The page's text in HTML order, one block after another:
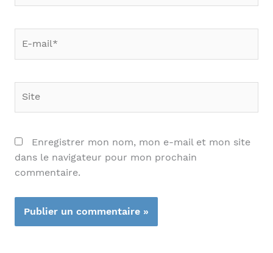
Enregistrer mon nom, mon e-mail et mon site
dans le navigateur pour mon prochain
commentaire.